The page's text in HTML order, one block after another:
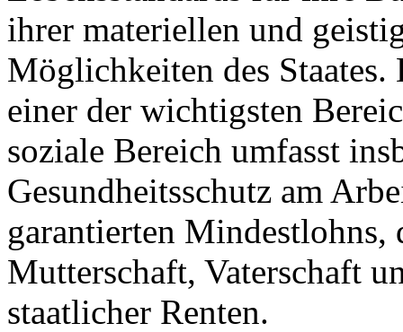
ihrer materiellen und
Möglichkeiten des
einer der wichtigsten
soziale Bereich umfasst
Gesundheitsschutz am
garantierten
Mutterschaft, Vaterschaft
staatlicher Renten.